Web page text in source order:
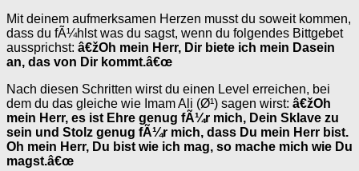
Mit deinem aufmerksamen Herzen musst du soweit kommen,
dass du fÃ¼hlst was du sagst, wenn du folgendes Bittgebet
aussprichst: â€žOh mein Herr, Dir biete ich mein Dasein
an, das von Dir kommt.â€œ
Nach diesen Schritten wirst du einen Level erreichen, bei
dem du das gleiche wie Imam Ali (Ø¹) sagen wirst: â€žOh
mein Herr, es ist Ehre genug fÃ¼r mich, Dein Sklave zu
sein und Stolz genug fÃ¼r mich, dass Du mein Herr bist.
Oh mein Herr, Du bist wie ich mag, so mache mich wie Du
magst.â€œ